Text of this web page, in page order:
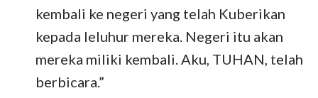
Yoel Amos
Obaja Yunus
Mikha
kembali ke negeri yang telah Kuberikan
kepada leluhur mereka. Negeri itu akan
mereka miliki kembali. Aku, TUHAN, telah
berbicara.”